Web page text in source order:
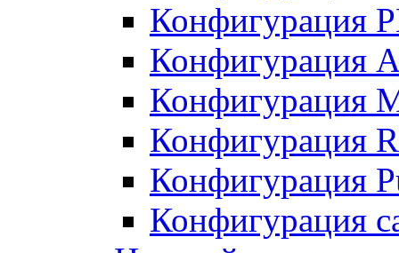
Конфигурация
Конфигурация
Конфигурация
Конфигурация
Конфигурация
Конфигурация